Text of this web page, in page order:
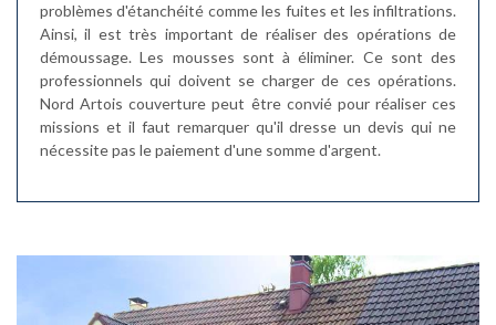
problèmes d'étanchéité comme les fuites et les infiltrations.
Ainsi, il est très important de réaliser des opérations de
démoussage. Les mousses sont à éliminer. Ce sont des
professionnels qui doivent se charger de ces opérations.
Nord Artois couverture peut être convié pour réaliser ces
missions et il faut remarquer qu'il dresse un devis qui ne
nécessite pas le paiement d'une somme d'argent.